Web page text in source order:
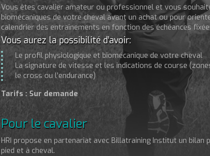
Vous êtes cavalier amateur ou professionnel et vous
biomécaniques de votre cheval avant un achat ou pour
calendrier des entraînements en fonction des échéances
Vous aurez la possibilité d’avoir:
Le profil physiologique et biomécanique de votre cheval
La signature de vitesse et les indications de course
le cross ou l’endurance)
Tarifs : Sur demande
Pour le cavalier
HRI propose en partenariat avec Billatraining Institut un bilan
pied et à cheval.